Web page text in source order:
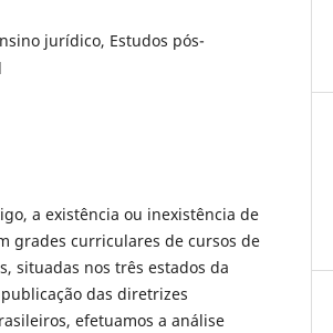
jurídico, Estudos pós-
a existência ou inexistência de
grades curriculares de cursos de
situadas nos três estados da
das diretrizes
efetuamos a análise